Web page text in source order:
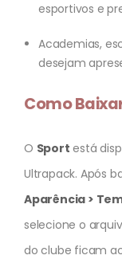
esportivos e
Academias,
desejam
Como
O Sport está
Ultrapack. Após
Aparência >
selecione o
do clube ficam